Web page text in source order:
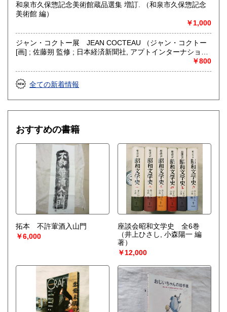
和泉市久保惣記念美術館蔵品選集 増訂. （和泉市久保惣記念
美術館 編）
￥1,000
ジャン・コクトー展 JEAN COCTEAU （ジャン・コクトー
[画] ; 佐藤朔 監修 ; 日本経済新聞社, アプトインターナショナ
￥800
全ての新着情報
おすすめの書籍
拓本 不許葷酒入山門
￥6,000
座談会昭和文学史 全6巻
（井上ひさし, 小森陽一 編
著）
￥12,000